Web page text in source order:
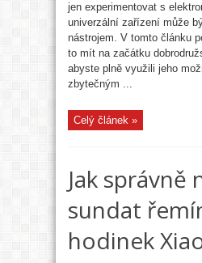
jen experimentovat s
univerzální zařízení může
nástrojem. V tomto článku
to mít na začátku
abyste plně využili jeho
zbytečným ...
Celý článek »
Jak správně
sundat
hodinek